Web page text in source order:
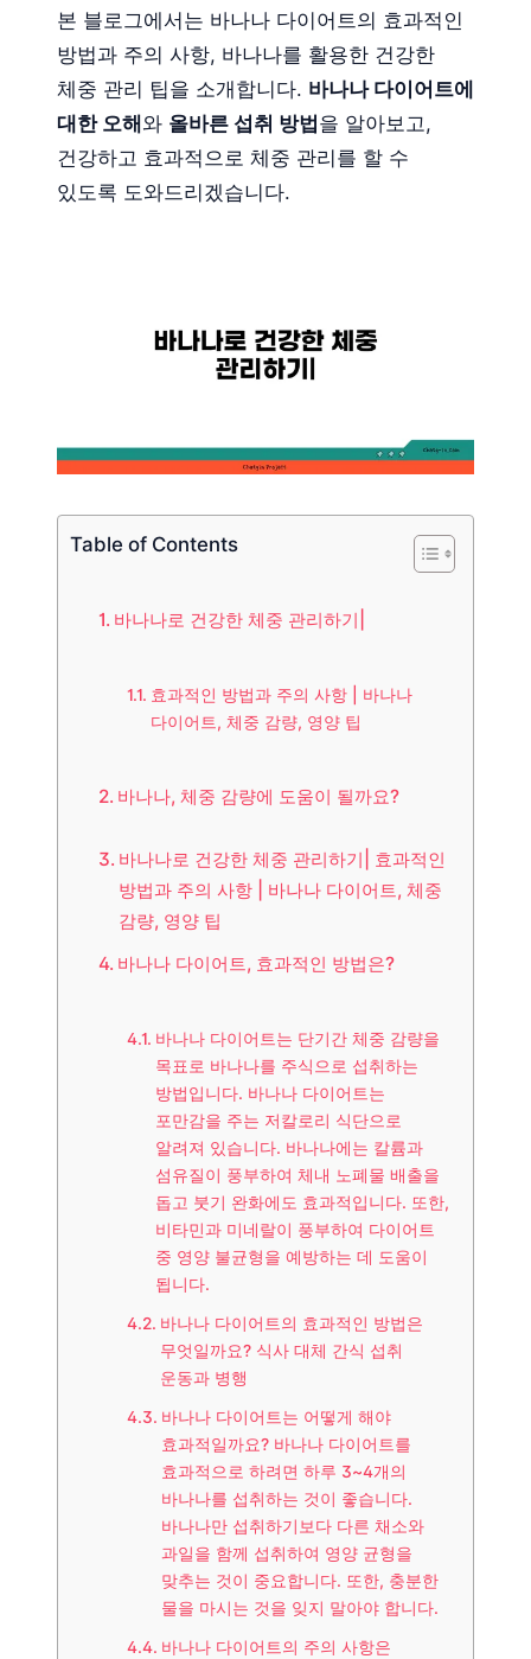
본 블로그에서는 바나나 다이어트의 효과적인
방법과 주의 사항, 바나나를 활용한 건강한
체중 관리 팁을 소개합니다. 바나나 다이어트에
대한 오해와 올바른 섭취 방법을 알아보고,
건강하고 효과적으로 체중 관리를 할 수
있도록 도와드리겠습니다.
Table of Contents
바나나로 건강한 체중 관리하기|
효과적인 방법과 주의 사항 | 바나나
다이어트, 체중 감량, 영양 팁
바나나, 체중 감량에 도움이 될까요?
바나나로 건강한 체중 관리하기| 효과적인
방법과 주의 사항 | 바나나 다이어트, 체중
감량, 영양 팁
바나나 다이어트, 효과적인 방법은?
바나나 다이어트는 단기간 체중 감량을
목표로 바나나를 주식으로 섭취하는
방법입니다. 바나나 다이어트는
포만감을 주는 저칼로리 식단으로
알려져 있습니다. 바나나에는 칼륨과
섬유질이 풍부하여 체내 노폐물 배출을
돕고 붓기 완화에도 효과적입니다. 또한,
비타민과 미네랄이 풍부하여 다이어트
중 영양 불균형을 예방하는 데 도움이
됩니다.
바나나 다이어트의 효과적인 방법은
무엇일까요? 식사 대체 간식 섭취
운동과 병행
바나나 다이어트는 어떻게 해야
효과적일까요? 바나나 다이어트를
효과적으로 하려면 하루 3~4개의
바나나를 섭취하는 것이 좋습니다.
바나나만 섭취하기보다 다른 채소와
과일을 함께 섭취하여 영양 균형을
맞추는 것이 중요합니다. 또한, 충분한
물을 마시는 것을 잊지 말아야 합니다.
바나나 다이어트의 주의 사항은